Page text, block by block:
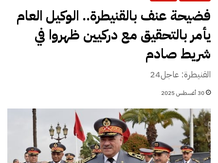
فضيحة عنف بالقنيطرة.. الوكيل العام
يأمر بالتحقيق مع دركيين ظهروا في
شريط صادم
القنيطرة: عاجل24
30 أغسطس 2025